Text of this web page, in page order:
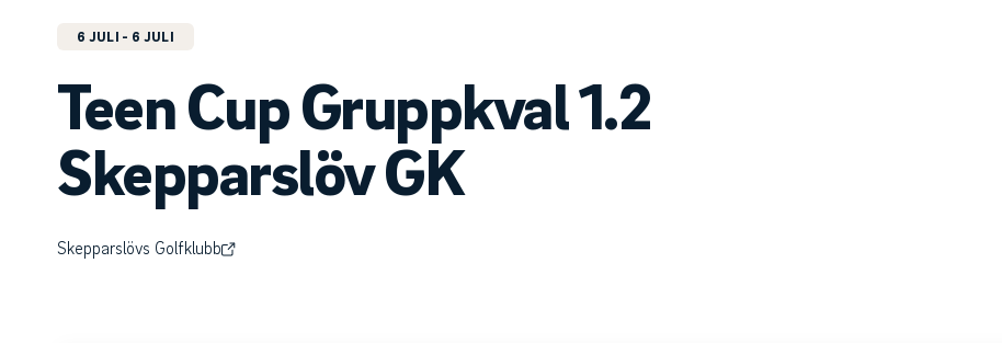
6 JULI - 6 JULI
Teen Cup Gruppkval 1.2
Skepparslöv GK
Skepparslövs Golfklubb